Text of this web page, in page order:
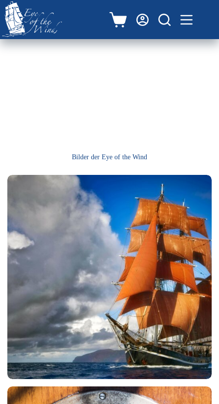
Zum
Inhalt
springen
Warenkorb
Bilder der Eye of the Wind